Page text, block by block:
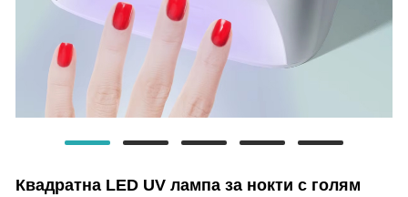
Квадратна LED UV лампа за нокти с голям